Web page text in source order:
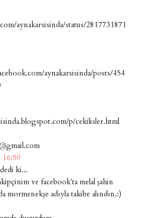
aynakarsisinda/status/2817731871
aynakarsisinda/posts/454
p/cekilisler.html
16:50
dedi ki...
ve facebook'ta melal şahin
mormenekşe adıyla takibe alındın.:)